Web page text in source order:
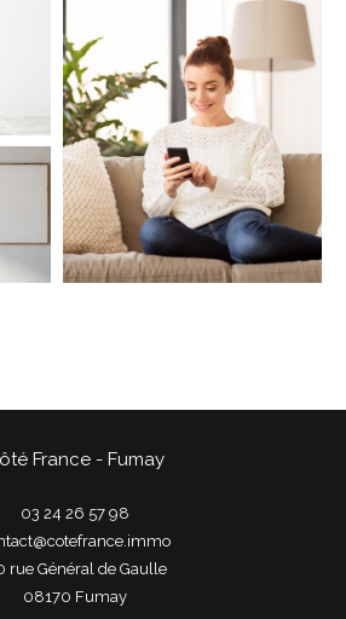
France - Fumay
03 24 26 57 98
rue Général de Gaulle
08170
fumay
LES CRITÈRES
PARKING PISCINE
PAR
COUPS DE COEUR
NOUVEAUTÉS